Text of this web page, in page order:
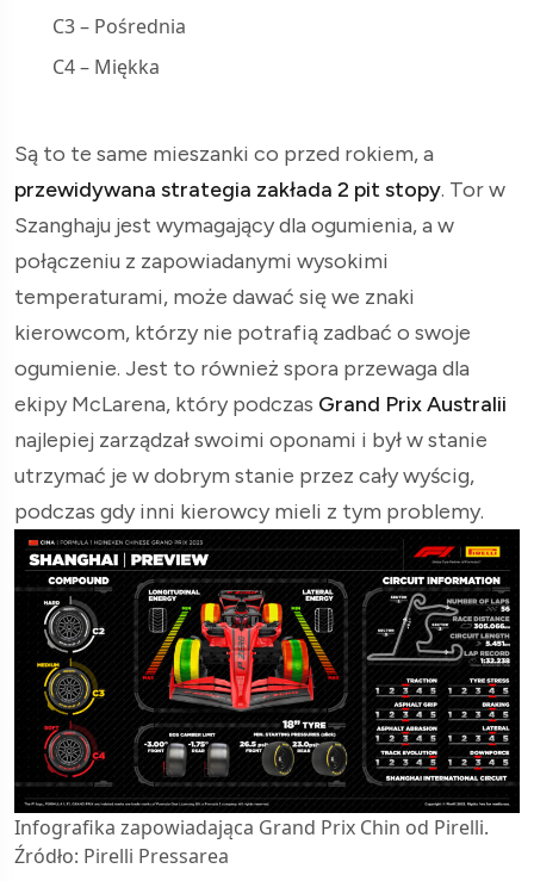
C3 – Pośrednia
C4 – Miękka
Są to te same mieszanki co przed rokiem, a
przewidywana strategia zakłada 2 pit stopy. Tor w
Szanghaju jest wymagający dla ogumienia, a w
połączeniu z zapowiadanymi wysokimi
temperaturami, może dawać się we znaki
kierowcom, którzy nie potrafią zadbać o swoje
ogumienie. Jest to również spora przewaga dla
ekipy McLarena, który podczas Grand Prix Australii
najlepiej zarządzał swoimi oponami i był w stanie
utrzymać je w dobrym stanie przez cały wyścig,
podczas gdy inni kierowcy mieli z tym problemy.
Infografika zapowiadająca Grand Prix Chin od Pirelli.
Źródło: Pirelli Pressarea